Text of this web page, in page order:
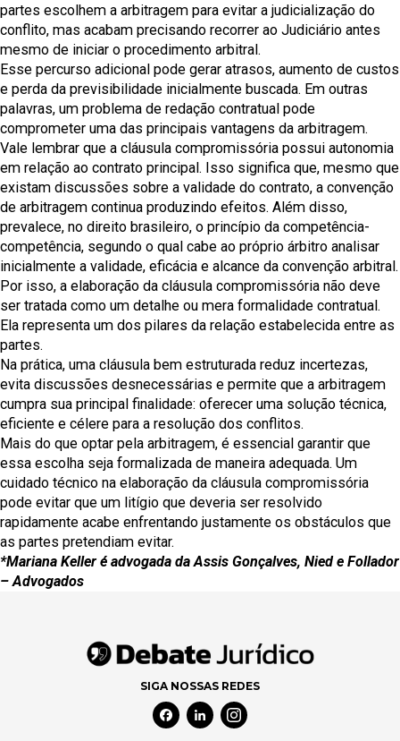
partes escolhem a arbitragem para evitar a judicialização do
conflito, mas acabam precisando recorrer ao Judiciário antes
mesmo de iniciar o procedimento arbitral.
Esse percurso adicional pode gerar atrasos, aumento de custos
e perda da previsibilidade inicialmente buscada. Em outras
palavras, um problema de redação contratual pode
comprometer uma das principais vantagens da arbitragem.
Vale lembrar que a cláusula compromissória possui autonomia
em relação ao contrato principal. Isso significa que, mesmo que
existam discussões sobre a validade do contrato, a convenção
de arbitragem continua produzindo efeitos. Além disso,
prevalece, no direito brasileiro, o princípio da competência-
competência, segundo o qual cabe ao próprio árbitro analisar
inicialmente a validade, eficácia e alcance da convenção arbitral.
Por isso, a elaboração da cláusula compromissória não deve
ser tratada como um detalhe ou mera formalidade contratual.
Ela representa um dos pilares da relação estabelecida entre as
partes.
Na prática, uma cláusula bem estruturada reduz incertezas,
evita discussões desnecessárias e permite que a arbitragem
cumpra sua principal finalidade: oferecer uma solução técnica,
eficiente e célere para a resolução dos conflitos.
Mais do que optar pela arbitragem, é essencial garantir que
essa escolha seja formalizada de maneira adequada. Um
cuidado técnico na elaboração da cláusula compromissória
pode evitar que um litígio que deveria ser resolvido
rapidamente acabe enfrentando justamente os obstáculos que
as partes pretendiam evitar.
*Mariana Keller é advogada da Assis Gonçalves, Nied e Follador
– Advogados
SIGA NOSSAS REDES
Facebook Social Media
Linkedin Social Media
Instagram Social Media